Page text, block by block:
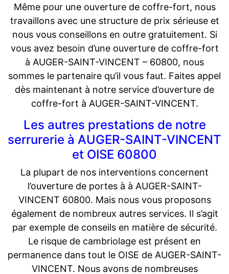
Même pour une ouverture de coffre-fort, nous
travaillons avec une structure de prix sérieuse et
nous vous conseillons en outre gratuitement. Si
vous avez besoin d’une ouverture de coffre-fort
à AUGER-SAINT-VINCENT – 60800, nous
sommes le partenaire qu’il vous faut. Faites appel
dès maintenant à notre service d’ouverture de
coffre-fort à AUGER-SAINT-VINCENT.
Les autres prestations de notre
serrurerie à AUGER-SAINT-VINCENT
et OISE 60800
La plupart de nos interventions concernent
l’ouverture de portes à à AUGER-SAINT-
VINCENT 60800. Mais nous vous proposons
également de nombreux autres services. Il s’agit
par exemple de conseils en matière de sécurité.
Le risque de cambriolage est présent en
permanence dans tout le OISE de AUGER-SAINT-
VINCENT. Nous avons de nombreuses